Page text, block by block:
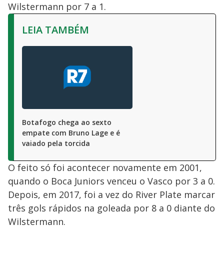
Wilstermann por 7 a 1.
LEIA TAMBÉM
Botafogo chega ao sexto
empate com Bruno Lage e é
vaiado pela torcida
O feito só foi acontecer novamente em 2001,
quando o Boca Juniors venceu o Vasco por 3 a 0.
Depois, em 2017, foi a vez do River Plate marcar
três gols rápidos na goleada por 8 a 0 diante do
Wilstermann.